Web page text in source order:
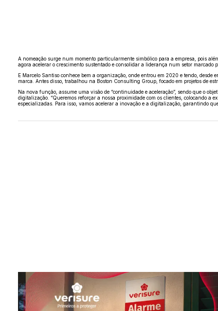
A nomeação surge num momento particularmente simbólico para a empresa, pois
agora acelerar o crescimento sustentado e consolidar a liderança num setor
E Marcelo Santiso conhece bem a organização, onde entrou em 2020 e tendo,
marca. Antes disso, trabalhou na Boston Consulting Group, focado em projetos de
Na nova função, assume uma visão de “continuidade e aceleração”, sendo que o
digitalização. “Queremos reforçar a nossa proximidade com os clientes, colocando
especializadas. Para isso, vamos acelerar a inovação e a digitalização, garantindo